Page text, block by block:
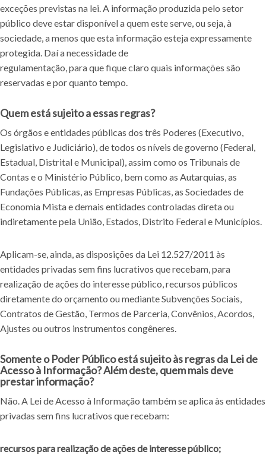
exceções previstas na lei. A informação produzida pelo setor
público deve estar disponível a quem este serve, ou seja, à
sociedade, a menos que esta informação esteja expressamente
protegida. Daí a necessidade de
regulamentação, para que fique claro quais informações são
reservadas e por quanto tempo.
Quem está sujeito a essas regras?
Os órgãos e entidades públicas dos três Poderes (Executivo,
Legislativo e Judiciário), de todos os níveis de governo (Federal,
Estadual, Distrital e Municipal), assim como os Tribunais de
Contas e o Ministério Público, bem como as Autarquias, as
Fundações Públicas, as Empresas Públicas, as Sociedades de
Economia Mista e demais entidades controladas direta ou
indiretamente pela União, Estados, Distrito Federal e Municípios.
Aplicam-se, ainda, as disposições da Lei 12.527/2011 às
entidades privadas sem fins lucrativos que recebam, para
realização de ações do interesse público, recursos públicos
diretamente do orçamento ou mediante Subvenções Sociais,
Contratos de Gestão, Termos de Parceria, Convênios, Acordos,
Ajustes ou outros instrumentos congêneres.
Somente o Poder Público está sujeito às regras da Lei de
Acesso à Informação? Além deste, quem mais deve
prestar informação?
Não. A Lei de Acesso à Informação também se aplica às entidades
privadas sem fins lucrativos que recebam:
recursos para realização de ações de interesse público;